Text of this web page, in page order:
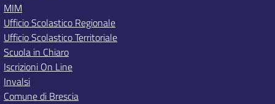
MIM
Ufficio Scolastico Regionale
Ufficio Scolastico Territoriale
Scuola in Chiaro
Iscrizioni On Line
Invalsi
Comune di Brescia